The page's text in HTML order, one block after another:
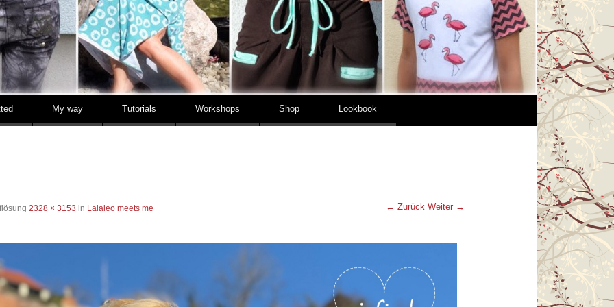
My way Tutorials Workshops Shop Lookbook
2328 × 3153 in Lalaleo meets me ← Zurück Weiter →